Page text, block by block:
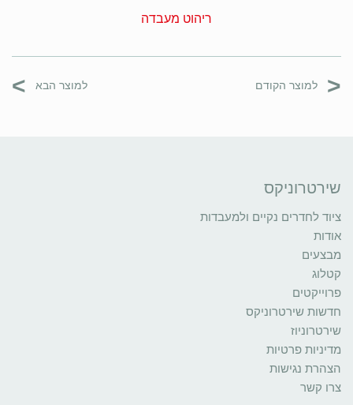
ריהוט מעבדה
< למוצר הקודם למוצר הבא >
שירטרוניקס
ציוד לחדרים נקיים ולמעבדות
אודות
מבצעים
קטלוג
פרוייקטים
חדשות שירטרוניקס
שירטרוניוז
מדיניות פרטיות
הצהרת נגישות
צרו קשר